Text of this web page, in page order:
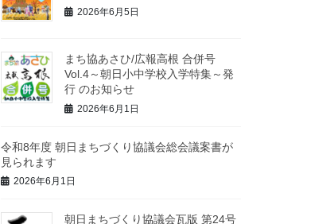
2026年6月5日
まち協あさひ/広報高根 合併号
Vol.4～朝日小中学校入学特集～発
行 のお知らせ
2026年6月1日
令和8年度 朝日まちづくり協議会総会議案書が
見られます
2026年6月1日
朝日まちづくり協議会瓦版 第24号